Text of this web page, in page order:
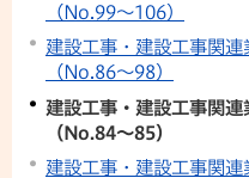
（No.99～106）
建設工事・建設工事関
（No.86～98）
建設工事・建設工事関
（No.84～85）
建設工事・建設工事関